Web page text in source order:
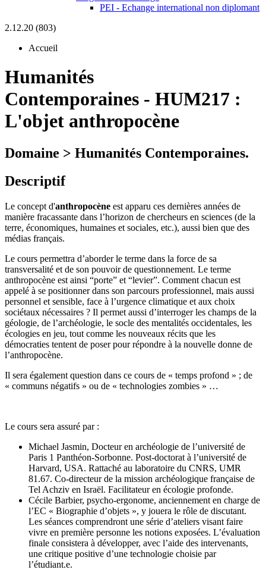
PEI - Echange international non diplomant
2.12.20 (803)
Accueil
Humanités
Contemporaines - HUM217 :
L'objet anthropocène
Domaine > Humanités Contemporaines.
Descriptif
Le concept d'anthropocène est apparu ces dernières années de
manière fracassante dans l’horizon de chercheurs en sciences (de la
terre, économiques, humaines et sociales, etc.), aussi bien que des
médias français.
Le cours permettra d’aborder le terme dans la force de sa
transversalité et de son pouvoir de questionnement. Le terme
anthropocène est ainsi “porte” et “levier”. Comment chacun est
appelé à se positionner dans son parcours professionnel, mais aussi
personnel et sensible, face à l’urgence climatique et aux choix
sociétaux nécessaires ? Il permet aussi d’interroger les champs de la
géologie, de l’archéologie, le socle des mentalités occidentales, les
écologies en jeu, tout comme les nouveaux récits que les
démocraties tentent de poser pour répondre à la nouvelle donne de
l’anthropocène.
Il sera également question dans ce cours de « temps profond » ; de
« communs négatifs » ou de « technologies zombies » …
Le cours sera assuré par :
Michael Jasmin, Docteur en archéologie de l’université de
Paris 1 Panthéon-Sorbonne. Post-doctorat à l’université de
Harvard, USA. Rattaché au laboratoire du CNRS, UMR
81.67. Co-directeur de la mission archéologique française de
Tel Achziv en Israël. Facilitateur en écologie profonde.
Cécile Barbier, psycho-ergonome, anciennement en charge de
l’EC « Biographie d’objets », y jouera le rôle de discutant.
Les séances comprendront une série d’ateliers visant faire
vivre en première personne les notions exposées. L’évaluation
finale consistera à développer, avec l’aide des intervenants,
une critique positive d’une technologie choisie par
l’étudiant.e.